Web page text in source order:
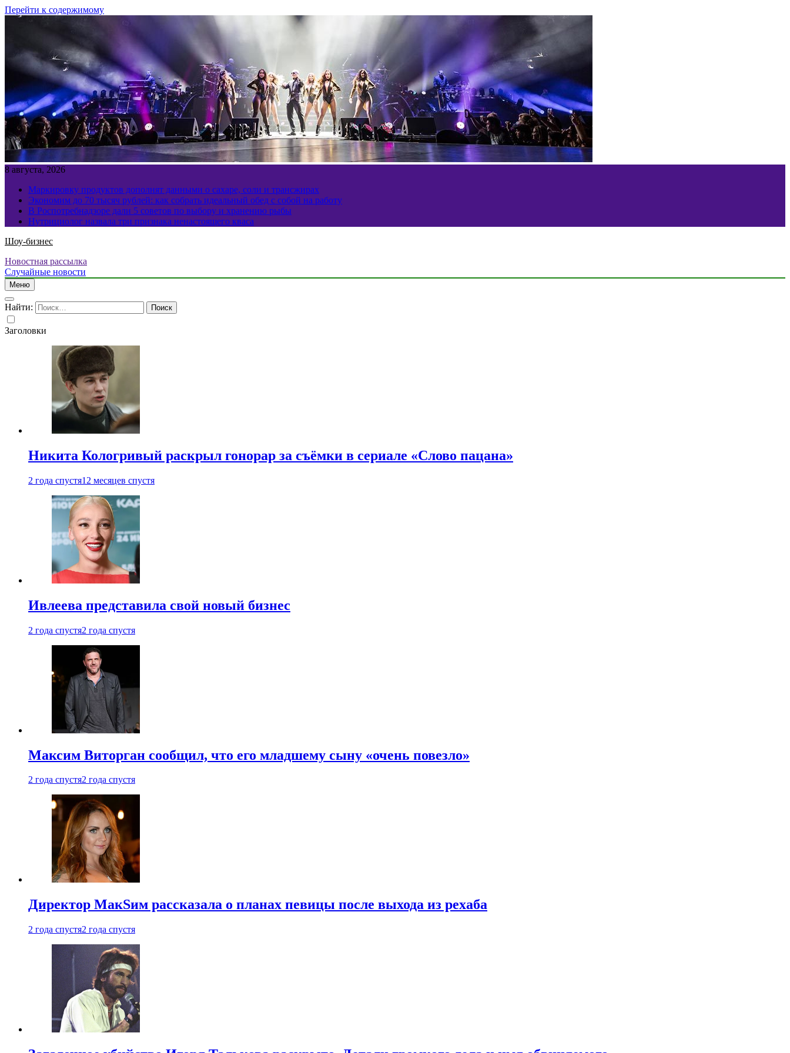
Перейти к содержимому
8 августа, 2026
Маркировку продуктов дополнят данными о сахаре, соли и трансжирах
Экономим до 70 тысяч рублей: как собрать идеальный обед с собой на работу
В Роспотребнадзоре дали 5 советов по выбору и хранению рыбы
Нутрициолог назвала три признака ненастоящего кваса
Шоу-бизнес
Новостная рассылка
Случайные новости
Меню
Найти:
Заголовки
Никита Кологривый раскрыл гонорар за съёмки в сериале «Слово пацана»
2 года спустя12 месяцев спустя
Ивлеева представила свой новый бизнес
2 года спустя2 года спустя
Максим Виторган сообщил, что его младшему сыну «очень повезло»
2 года спустя2 года спустя
Директор МакSим рассказала о планах певицы после выхода из рехаба
2 года спустя2 года спустя